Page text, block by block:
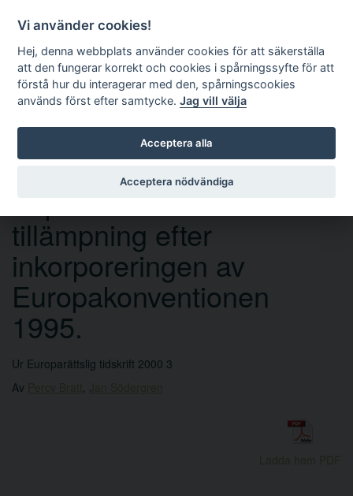
Sök
tillämpning efter
inkorporeringen av
Europakonventionen
1995.
Ur Europarättslig tidskrift 2000 3
Av
Vi använder cookies!
Hej, denna webbplats använder cookies för att säkerställa
att den fungerar korrekt och cookies i spårningssyfte för att
förstå hur du interagerar med den, spårningscookies
används först efter samtycke.Jag vill välja
Acceptera alla
Acceptera nödvändiga